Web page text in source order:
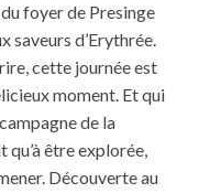
foyer de Presinge
saveurs d’Erythrée.
cette journée est
moment. Et qui
de la
qu’à être explorée,
Découverte au